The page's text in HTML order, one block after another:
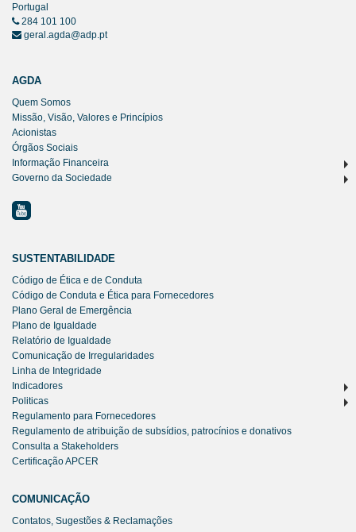
Portugal
284 101 100
geral.agda@adp.pt
AGDA
Quem Somos
Missão, Visão, Valores e Princípios
Acionistas
Órgãos Sociais
Informação Financeira
Governo da Sociedade
SUSTENTABILIDADE
Código de Ética e de Conduta
Código de Conduta e Ética para Fornecedores
Plano Geral de Emergência
Plano de Igualdade
Relatório de Igualdade
Comunicação de Irregularidades
Linha de Integridade
Indicadores
Politicas
Regulamento para Fornecedores
Regulamento de atribuição de subsídios, patrocínios e donativos
Consulta a Stakeholders
Certificação APCER
COMUNICAÇÃO
Contatos, Sugestões & Reclamações